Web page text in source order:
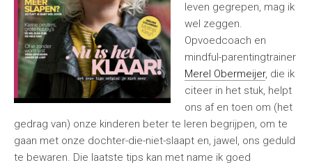
leven gegrepen, mag ik
wel zeggen.
Opvoedcoach en
mindful-parentingtrainer
Merel Obermeijer, die ik
citeer in het stuk, helpt
ons af en toen om (het
gedrag van) onze kinderen beter te leren begrijpen, om te
gaan met onze dochter-die-niet-slaapt en, jawel, ons geduld
te bewaren. Die laatste tips kan met name ik goed